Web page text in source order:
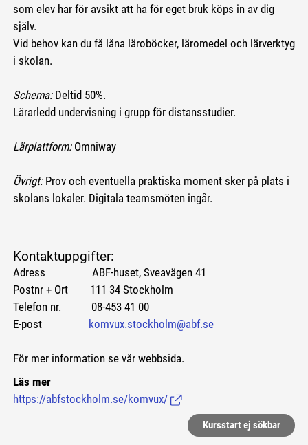
som elev har för avsikt att ha för eget bruk köps in av dig
själv.
Vid behov kan du få låna läroböcker, läromedel och lärverktyg
i skolan.
Schema:Deltid 50%.
Lärarledd undervisning i grupp för distansstudier.
Lärplattform:Omniway
Övrigt: Prov och eventuella praktiska moment sker på plats i
skolans lokaler. Digitala teamsmöten ingår.
Kontaktuppgifter:
Adress ABF-huset, Sveavägen 41
Postnr + Ort 111 34 Stockholm
Telefon nr. 08-453 41 00
E-post
komvux.stockholm@abf.se
För mer information se vår webbsida.
Läs mer
https://abfstockholm.se/komvux/ (Länk till extern sida.)
Kursstart ej sökbar